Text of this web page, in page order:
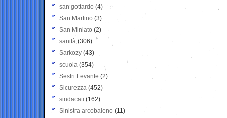
san gottardo (4)
San Martino (3)
San Miniato (2)
sanità (306)
Sarkozy (43)
scuola (354)
Sestri Levante (2)
Sicurezza (452)
sindacati (162)
Sinistra arcobaleno (11)